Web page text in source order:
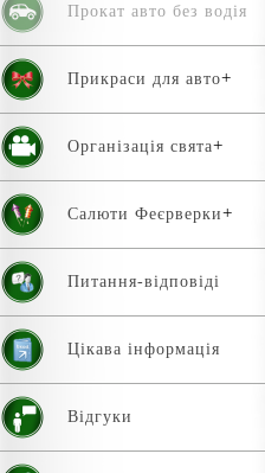
Прокат авто без водія
Прикраси для авто
Організація свята
Салюти Феєрверки
Питання-відповіді
Цікава інформація
Відгуки